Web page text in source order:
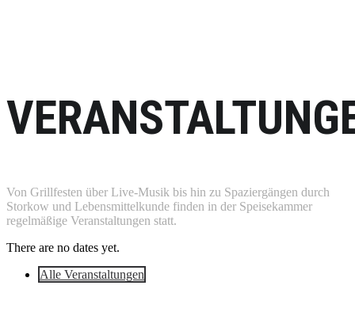
Von Grillfesten über Live-Musik bis hin zu Spaziergängen durch
Storkow und Lebensmittelkunde finden in der Speisekammer
regelmäßige Veranstaltungen statt.
There are no dates yet.
Alle Veranstaltungen